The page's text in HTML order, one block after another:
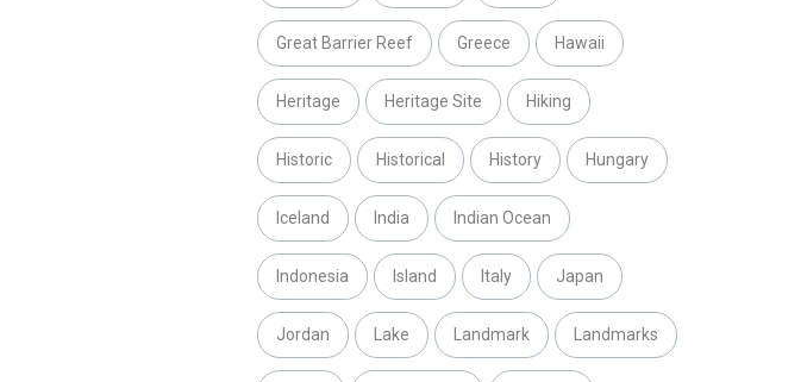
Great Barrier Reef Greece Hawaii
Heritage Heritage Site Hiking
Historic Historical History Hungary
Iceland India Indian Ocean
Indonesia Island Italy Japan
Jordan Lake Landmark Landmarks